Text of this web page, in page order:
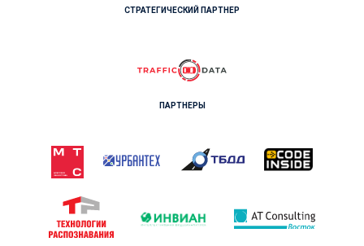
СТРАТЕГИЧЕСКИЙ ПАРТНЕР
ПАРТНЕРЫ